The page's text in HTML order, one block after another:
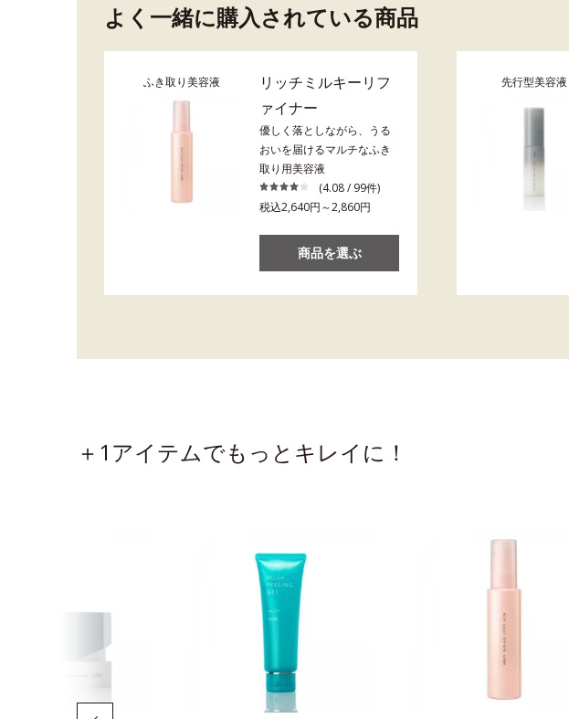
よく一緒に購入されている商品
ふき取り美容液
リッチミルキーリフ
ァイナー
優しく落としながら、うる
おいを届けるマルチなふき
取り用美容液
(4.08 / 99件)
税込2,640円～2,860円
商品を選ぶ
先行型美容液
＋1アイテムでもっとキレイに！